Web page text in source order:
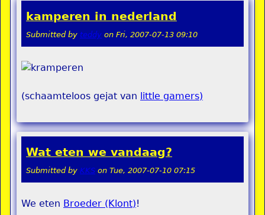
kamperen in nederland
Submitted by teddy on Fri, 2007-07-13 09:10
(schaamteloos gejat van little gamers)
Wat eten we vandaag?
Submitted by KKS on Tue, 2007-07-10 07:15
We eten Broeder (Klont)!